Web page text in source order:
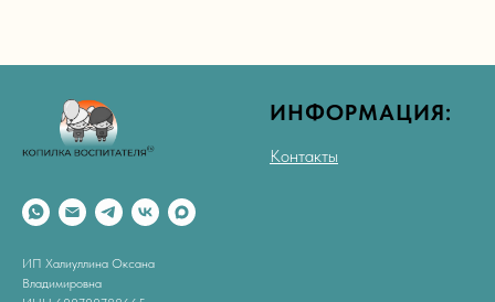
ИП Халиуллина Оксана
Владимировна
ИНФОРМАЦИЯ:
Контакты